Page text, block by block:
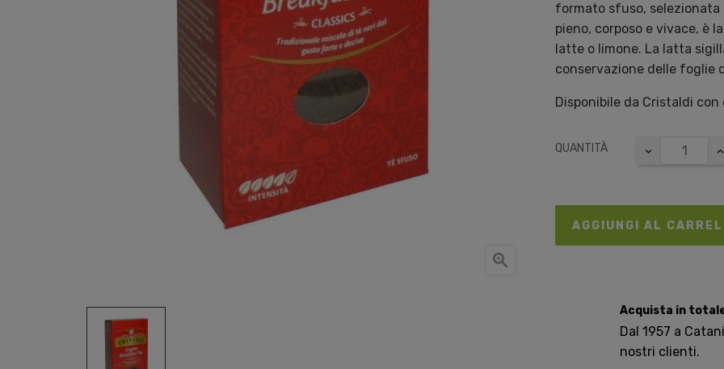

formato sfuso,
pieno, corposo e vivace, è
latte o limone. La latta
conservazione delle foglie
Disponibile da Cristaldi
QUANTITÀ
AGGIUNGI AL
Acquista in
Dal 1957 a
nostri clienti.